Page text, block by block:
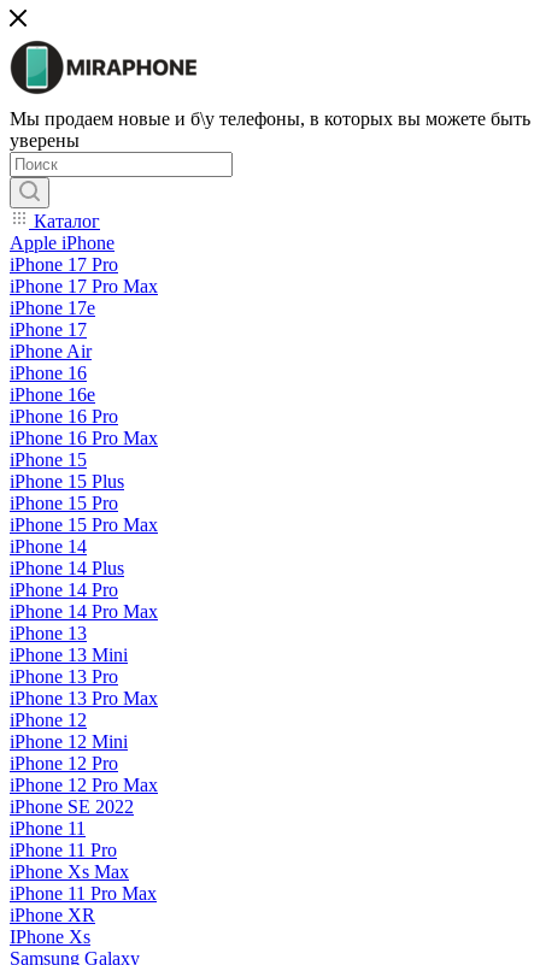
Мы продаем новые и б\у телефоны, в которых вы можете быть
уверены
Каталог
Apple iPhone
iPhone 17 Pro
iPhone 17 Pro Max
iPhone 17e
iPhone 17
iPhone Air
iPhone 16
iPhone 16e
iPhone 16 Pro
iPhone 16 Pro Max
iPhone 15
iPhone 15 Plus
iPhone 15 Pro
iPhone 15 Pro Max
iPhone 14
iPhone 14 Plus
iPhone 14 Pro
iPhone 14 Pro Max
iPhone 13
iPhone 13 Mini
iPhone 13 Pro
iPhone 13 Pro Max
iPhone 12
iPhone 12 Mini
iPhone 12 Pro
iPhone 12 Pro Max
iPhone SE 2022
iPhone 11
iPhone 11 Pro
iPhone Xs Max
iPhone 11 Pro Max
iPhone XR
IPhone Xs
Samsung Galaxy